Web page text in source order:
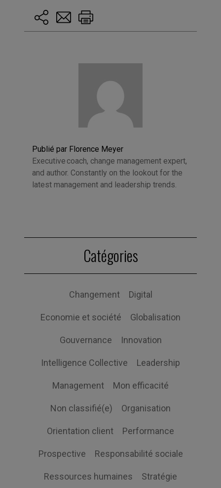
Publié par Florence Meyer
Executive coach, change management expert,
and author. Constantly on the lookout for the
latest management and leadership trends.
Catégories
Changement Digital
Economie et société Globalisation
Gouvernance Innovation
Intelligence Collective Leadership
Management Mon efficacité
Non classifié(e) Organisation
Orientation client Performance
Prospective Responsabilité sociale
Ressources humaines Stratégie